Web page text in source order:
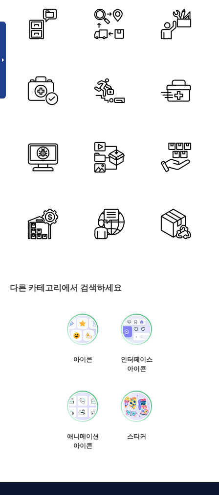
다른 카테고리에서 검색하세요
아이콘
인터페이스
아이콘
애니메이션
아이콘
스티커